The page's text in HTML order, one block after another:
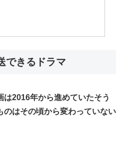
できるドラマ
2016年から進めていたそう
のはその頃から変わっていない